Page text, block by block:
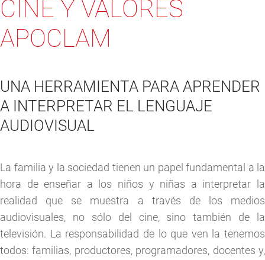
CINE Y VALORES
APOCLAM
UNA HERRAMIENTA PARA APRENDER
A INTERPRETAR EL LENGUAJE
AUDIOVISUAL
La familia y la sociedad tienen un papel fundamental a la
hora de enseñar a los niños y niñas a interpretar la
realidad que se muestra a través de los medios
audiovisuales, no sólo del cine, sino también de la
televisión. La responsabilidad de lo que ven la tenemos
todos: familias, productores, programadores, docentes y,